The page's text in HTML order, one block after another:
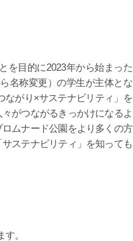
を目的に2023年から始まった
名称変更）の学生が主体とな
ながり×サステナビリティ」を
がつながるきっかけになるよ
ムナード公園をより多くの方
ステナビリティ」を知っても
。